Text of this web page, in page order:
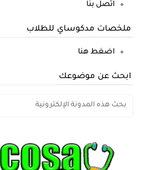
اتصل بنا
ملخصات مدكوساي للطلاب
اضغط هنا
ابحث عن موضوعك